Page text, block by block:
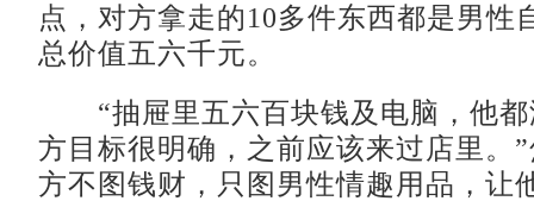
点，对方拿走的10多件东西都是男性
总价值五六千元。
“抽屉里五六百块钱及电脑，他都
方目标很明确，之前应该来过店里。
方不图钱财，只图男性情趣用品，让